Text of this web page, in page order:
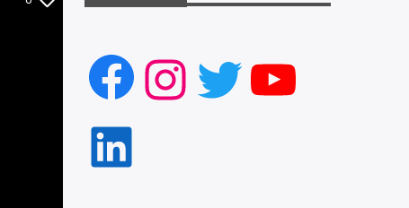
Facebook
Instagram
Twitter
LinkedIn